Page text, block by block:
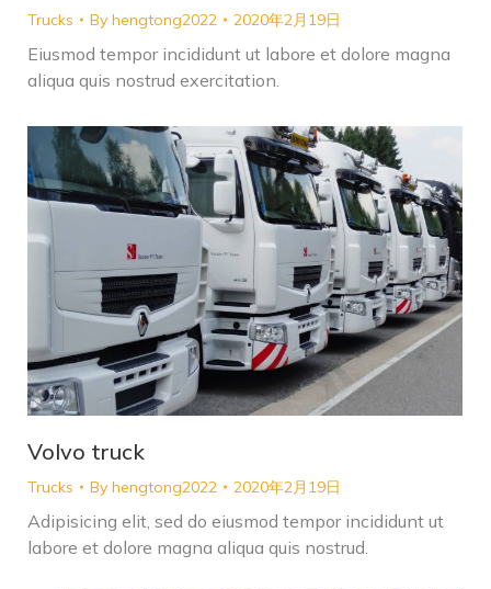
Trucks By hengtong2022 2020年2月19日
Eiusmod tempor incididunt ut labore et dolore magna
aliqua quis nostrud exercitation.
Volvo truck
Trucks By hengtong2022 2020年2月19日
Adipisicing elit, sed do eiusmod tempor incididunt ut
labore et dolore magna aliqua quis nostrud.